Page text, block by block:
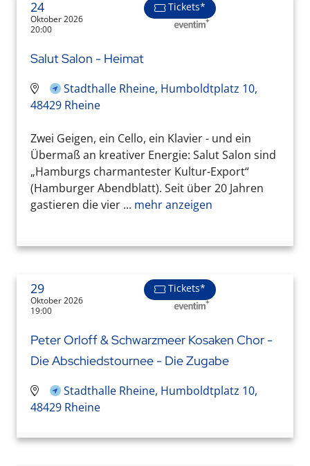
24
Oktober 2026
20:00
Tickets*
Salut Salon - Heimat
Stadthalle Rheine, Humboldtplatz 10,
48429 Rheine
Zwei Geigen, ein Cello, ein Klavier - und ein
Übermaß an kreativer Energie: Salut Salon sind
„Hamburgs charmantester Kultur-Export“
(Hamburger Abendblatt). Seit über 20 Jahren
gastieren die vier ... mehr anzeigen
29
Oktober 2026
19:00
Tickets*
Peter Orloff & Schwarzmeer Kosaken Chor -
Die Abschiedstournee - Die Zugabe
Stadthalle Rheine, Humboldtplatz 10,
48429 Rheine